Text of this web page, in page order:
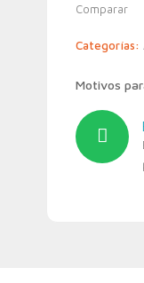
Comparar
Categorías:
Motivos